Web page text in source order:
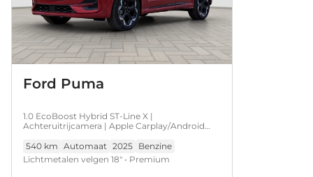
Ford Puma
1.0 EcoBoost Hybrid ST-Line X |
Achteruitrijcamera | Apple Carplay/Android
control
540 km Automaat 2025 Benzine
Lichtmetalen velgen 18" • Premium